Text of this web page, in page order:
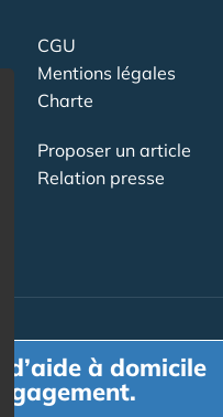
CGU
Mentions légales
Charte
Proposer un article
Relation presse
à domicile